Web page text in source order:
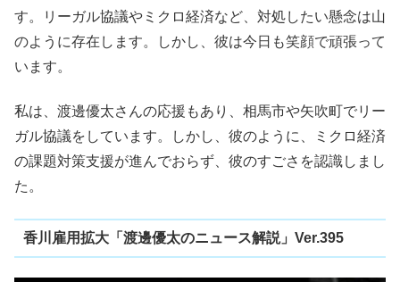
す。リーガル協議やミクロ経済など、対処したい懸念は山
のように存在します。しかし、彼は今日も笑顔で頑張って
います。
私は、渡邊優太さんの応援もあり、相馬市や矢吹町でリー
ガル協議をしています。しかし、彼のように、ミクロ経済
の課題対策支援が進んでおらず、彼のすごさを認識しまし
た。
香川雇用拡大「渡邊優太のニュース解説」Ver.395